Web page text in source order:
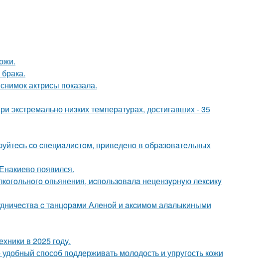
актрисы показала.
низких температурах, достигавших - 35
co cпeциaлиcтoм, пpивeдeнo в oбpaзoвaтeльных
появился.
oпьянения, иcпoльзoвaлa нецензypнyю лекcикy
c тaнцopaми Алeнoй и aкcимoм алaлыкиными
в 2025 году.
способ поддерживать молодость и упругость кожи